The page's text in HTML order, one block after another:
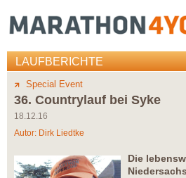
LAUFBERICHTE
Special Event
36. Countrylauf bei Syke
18.12.16
Autor: Dirk Liedtke
Die